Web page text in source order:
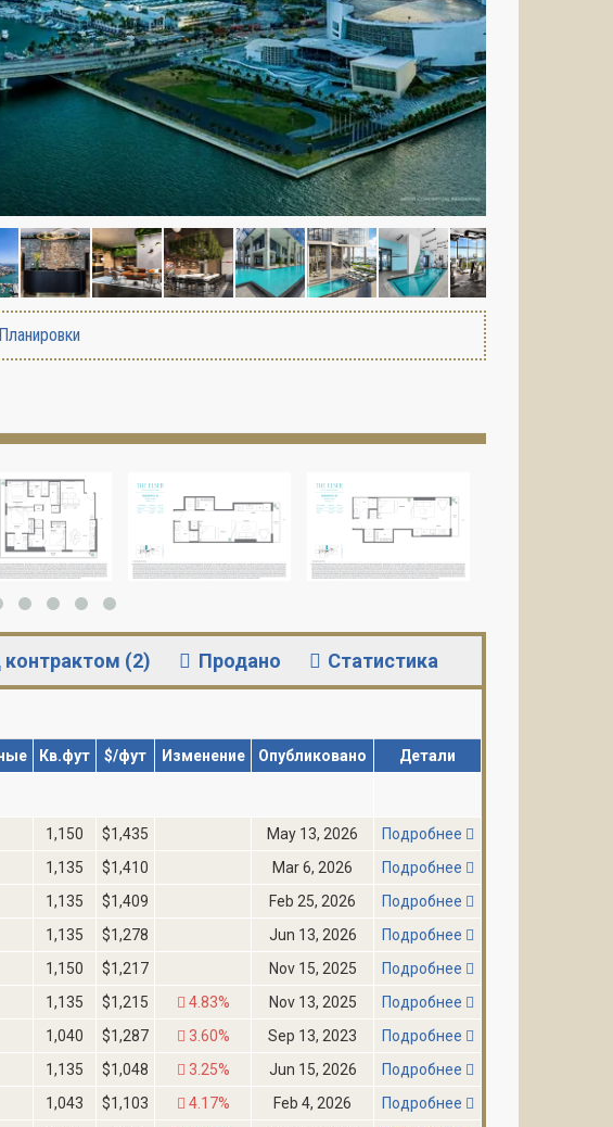
Планировки
(2) Продано Статистика
Кв.фут $/фут Изменение Опубликовано Детали
1,150 $1,435 May 13, 2026
Подробнее
1,135 $1,410 Mar 6, 2026
Подробнее
1,135 $1,409 Feb 25, 2026
Подробнее
1,135 $1,278 Jun 13, 2026
Подробнее
1,150 $1,217 Nov 15, 2025
Подробнее
1,135 $1,215 4.83% Nov 13, 2025
Подробнее
1,040 $1,287 3.60% Sep 13, 2023
Подробнее
1,135 $1,048 3.25% Jun 15, 2026
Подробнее
1,043 $1,103 4.17% Feb 4, 2026
Подробнее